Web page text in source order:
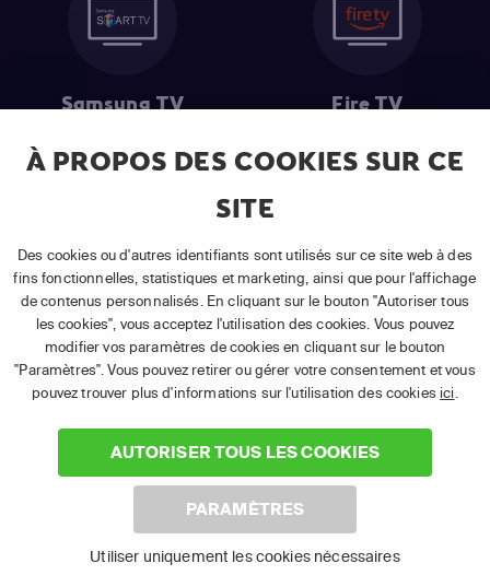
À PROPOS DES COOKIES SUR CE
SITE
Des cookies ou d'autres identifiants sont utilisés sur ce site web à des
fins fonctionnelles, statistiques et marketing, ainsi que pour l'affichage
de contenus personnalisés. En cliquant sur le bouton "Autoriser tous
les cookies", vous acceptez l'utilisation des cookies. Vous pouvez
modifier vos paramètres de cookies en cliquant sur le bouton
"Paramètres". Vous pouvez retirer ou gérer votre consentement et vous
pouvez trouver plus d'informations sur l'utilisation des cookies ici
AUTORISER TOUS LES COOKIES
PARAMÈTRES
Utiliser uniquement les cookies nécessaires
Samsung TV Fire TV
souscription à un abonnement APP TV Basic.
(2) Prix de l'abonnement : TVA comprise, hors promotion, hors frais
uniques d'activation, hors frais de matériel et hors frais d'installation.
(3) Restart & Replay:Voir toutes les chaînes disposant de cette
fonctionnalité.
2026 Canal+ Luxembourg S. à r.l. - Tous droits réservés.
TÉLÉSAT® est une marque utilisée sous licence par Canal+
Luxembourg S. à r.l. | Siège social : Rue Albert Borschette 4, L‑1246
Luxembourg | R.C.S. Luxembourg B 87.905